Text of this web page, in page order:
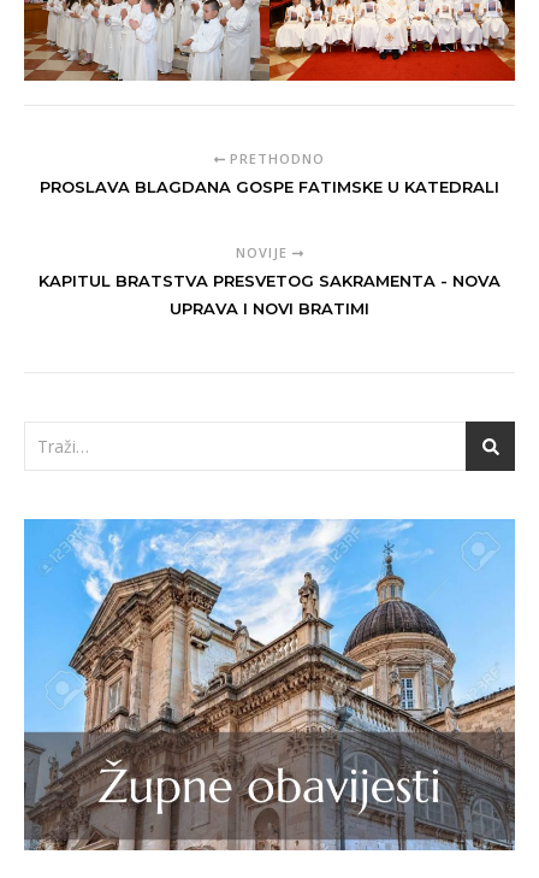
PRETHODNO
PROSLAVA BLAGDANA GOSPE FATIMSKE U KATEDRALI
NOVIJE
KAPITUL BRATSTVA PRESVETOG SAKRAMENTA - NOVA
UPRAVA I NOVI BRATIMI